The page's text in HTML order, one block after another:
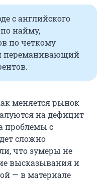
с английского
найму,
по четкому
переманивающий
меняется рынок
на дефицит
проблемы с
сложно
что зумеры не
высказывания и
— в материале